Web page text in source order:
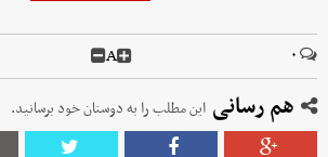
۰ A
هم رسانی این مطلب را به دوستان خود برسانید.